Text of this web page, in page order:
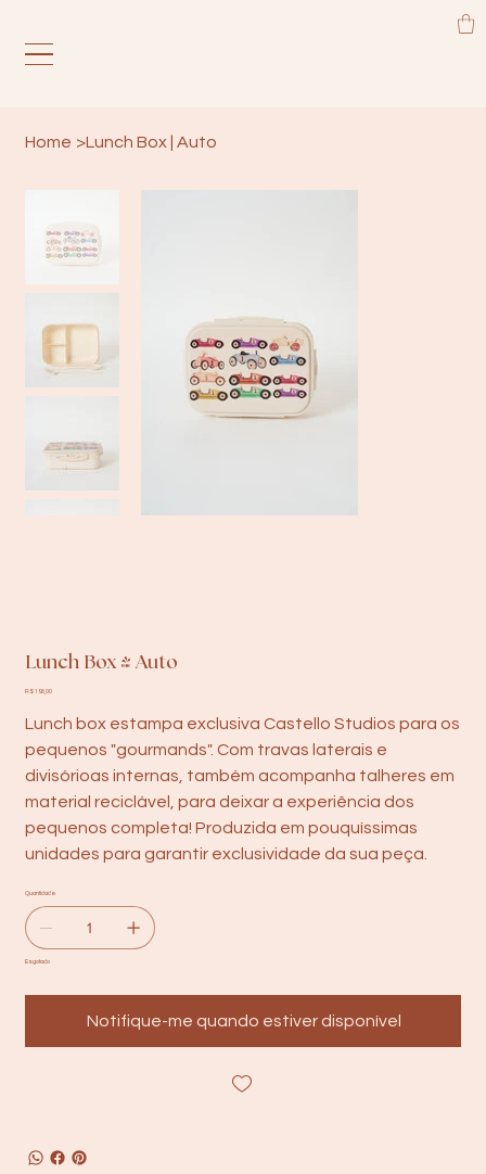
Home >Lunch Box | Auto
Lunch Box | Auto
Preço
R$ 198,00
Lunch box estampa exclusiva Castello Studios para os
pequenos "gourmands". Com travas laterais e
divisórioas internas, também acompanha talheres em
material reciclável, para deixar a experiência dos
pequenos completa! Produzida em pouquíssimas
unidades para garantir exclusividade da sua peça.
Quantidade
Esgotado
Notifique-me quando estiver disponível